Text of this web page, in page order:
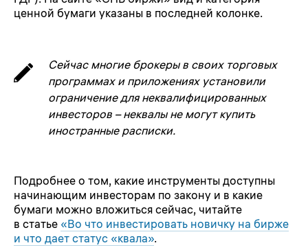
ценной бумаги указаны в последней колонке.
Сейчас многие брокеры в своих торговых
программах и приложениях установили
ограничение для неквалифицированных
инвесторов – неквалы не могут купить
иностранные расписки.
Подробнее о том, какие инструменты доступны
начинающим инвесторам по закону и в какие
бумаги можно вложиться сейчас, читайте
в статье «Во что инвестировать новичку на бирже
и что дает статус «квала».